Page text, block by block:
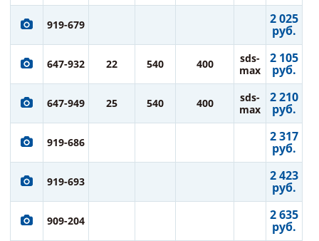
919-679 2 025
руб.
647-932 22 540 400
sds-
max
2 105
руб.
647-949 25 540 400
sds-
max
2 210
руб.
919-686 2 317
руб.
919-693 2 423
руб.
909-204 2 635
руб.